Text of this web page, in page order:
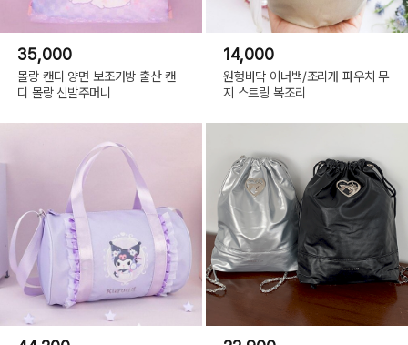
35,000
몰랑 캔디 양면 보조가방 출산 캔
디 몰랑 신발주머니
14,000
원형바닥 이너백/조리개 파우치 무
지 스트링 복조리